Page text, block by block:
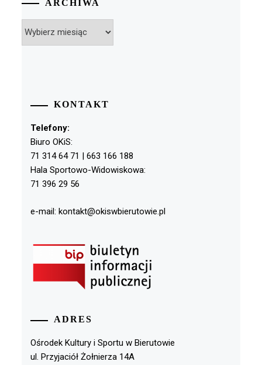
ARCHIWA
KONTAKT
Telefony:
Biuro OKiS:
71 314 64 71 | 663 166 188
Hala Sportowo-Widowiskowa:
71 396 29 56
e-mail: kontakt@okiswbierutowie.pl
ADRES
Ośrodek Kultury i Sportu w Bierutowie
ul. Przyjaciół Żołnierza 14A